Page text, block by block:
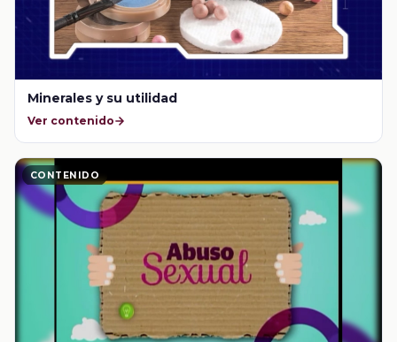
Minerales y su utilidad
Ver contenido
CONTENIDO